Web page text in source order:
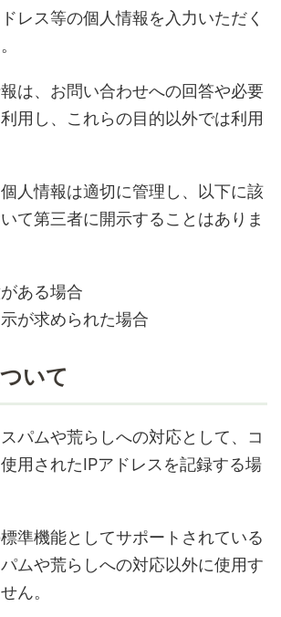
レス等の個人情報を入力いただく
は、お問い合わせへの回答や必要
用し、これらの目的以外では利用
人情報は適切に管理し、以下に該
て第三者に開示することはありま
ある場合
が求められた場合
いて
パムや荒らしへの対応として、コ
用されたIPアドレスを記録する場
準機能としてサポートされている
ムや荒らしへの対応以外に使用す
ん。